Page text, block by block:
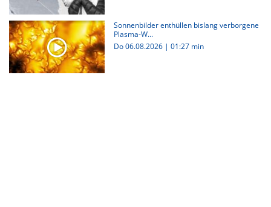
Sonnenbilder enthüllen bislang verborgene
Plasma-W...
Do 06.08.2026 | 01:27 min